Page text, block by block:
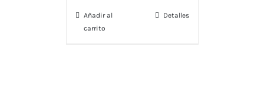
Añadir al
carrito
Detalles